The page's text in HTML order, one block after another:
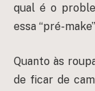
qual é o
essa “pré-
Quanto às
de ficar de